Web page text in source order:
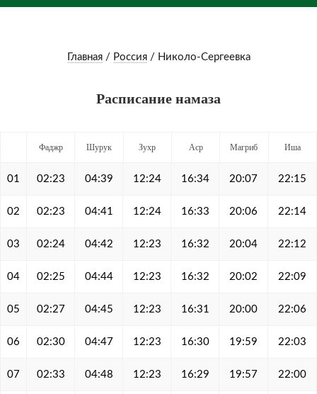
Главная/ Россия/ Николо-Сергеевка
Расписание намаза
Фаджр Шурук Зухр Аср Магриб Иша
01 02:23 04:39 12:24 16:34 20:07 22:15
02 02:23 04:41 12:24 16:33 20:06 22:14
03 02:24 04:42 12:23 16:32 20:04 22:12
04 02:25 04:44 12:23 16:32 20:02 22:09
05 02:27 04:45 12:23 16:31 20:00 22:06
06 02:30 04:47 12:23 16:30 19:59 22:03
07 02:33 04:48 12:23 16:29 19:57 22:00